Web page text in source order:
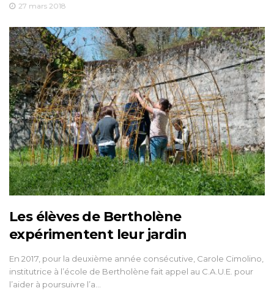
27 mars 2018
Les élèves de Bertholène
expérimentent leur jardin
En 2017, pour la deuxième année consécutive, Carole Cimolino,
institutrice à l’école de Bertholène fait appel au C.A.U.E. pour
l’aider à poursuivre l’a…